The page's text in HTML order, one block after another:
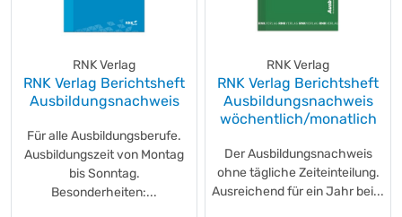
RNK Verlag
RNK Verlag Berichtsheft
Ausbildungsnachweis
Für alle Ausbildungsberufe.
Ausbildungszeit von Montag
bis Sonntag.
Besonderheiten:...
RNK Verlag
RNK Verlag Berichtsheft
Ausbildungsnachweis
wöchentlich/monatlich
Der Ausbildungsnachweis
ohne tägliche Zeiteinteilung.
Ausreichend für ein Jahr bei...